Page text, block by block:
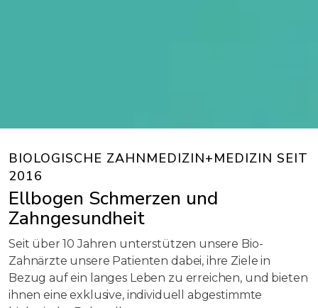
BIOLOGISCHE ZAHNMEDIZIN+MEDIZIN SEIT
2016
Ellbogen Schmerzen und
Zahngesundheit
Seit über 10 Jahren unterstützen unsere Bio-
Zahnärzte unsere Patienten dabei, ihre Ziele in
Bezug auf ein langes Leben zu erreichen, und bieten
ihnen eine exklusive, individuell abgestimmte